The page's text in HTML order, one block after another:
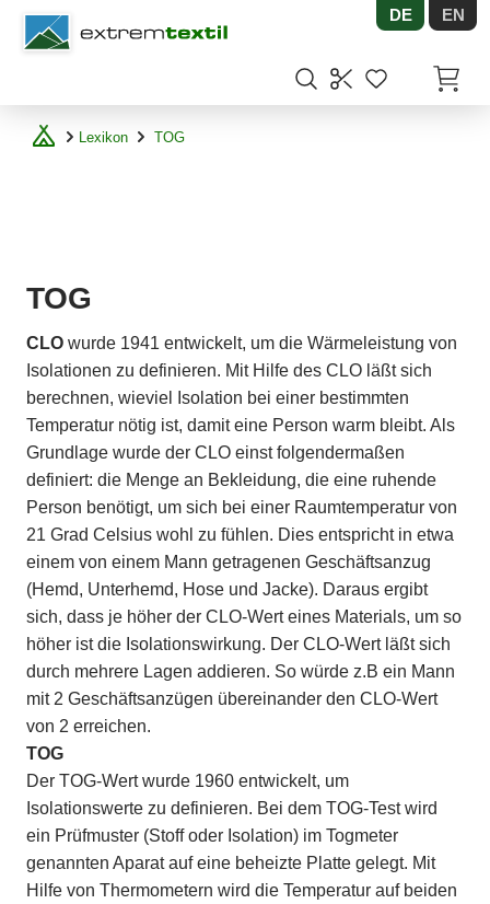
Shopware DE EN
Lexikon TOG
TOG
CLO wurde 1941 entwickelt, um die Wärmeleistung von
Isolationen zu definieren. Mit Hilfe des CLO läßt sich
berechnen, wieviel Isolation bei einer bestimmten
Temperatur nötig ist, damit eine Person warm bleibt. Als
Grundlage wurde der CLO einst folgendermaßen
definiert: die Menge an Bekleidung, die eine ruhende
Person benötigt, um sich bei einer Raumtemperatur von
21 Grad Celsius wohl zu fühlen. Dies entspricht in etwa
einem von einem Mann getragenen Geschäftsanzug
(Hemd, Unterhemd, Hose und Jacke). Daraus ergibt
sich, dass je höher der CLO-Wert eines Materials, um so
höher ist die Isolationswirkung. Der CLO-Wert läßt sich
durch mehrere Lagen addieren. So würde z.B ein Mann
mit 2 Geschäftsanzügen übereinander den CLO-Wert
von 2 erreichen.
TOG
Der TOG-Wert wurde 1960 entwickelt, um
Isolationswerte zu definieren. Bei dem TOG-Test wird
ein Prüfmuster (Stoff oder Isolation) im Togmeter
genannten Aparat auf eine beheizte Platte gelegt. Mit
Hilfe von Thermometern wird die Temperatur auf beiden